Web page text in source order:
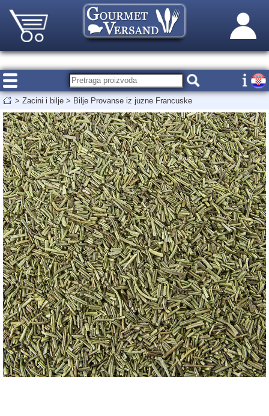
> Zacini i bilje > Bilje Provanse iz juzne Francuske